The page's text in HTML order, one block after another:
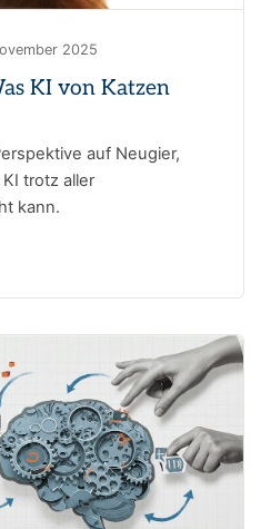
2025
KI von Katzen
auf Neugier,
trotz aller
kann.